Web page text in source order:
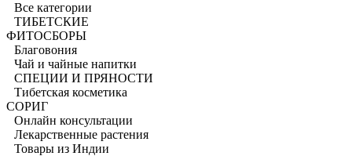
Все категории
ТИБЕТСКИЕ
ФИТОСБОРЫ
Благовония
Чай и чайные напитки
СПЕЦИИ И ПРЯНОСТИ
Тибетская косметика
СОРИГ
Онлайн консультации
Лекарственные растения
Товары из Индии